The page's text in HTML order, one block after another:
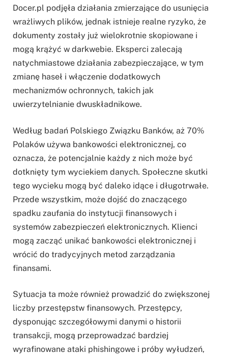
Docer.pl podjęła działania zmierzające do usunięcia
wrażliwych plików, jednak istnieje realne ryzyko, że
dokumenty zostały już wielokrotnie skopiowane i
mogą krążyć w darkwebie. Eksperci zalecają
natychmiastowe działania zabezpieczające, w tym
zmianę haseł i włączenie dodatkowych
mechanizmów ochronnych, takich jak
uwierzytelnianie dwuskładnikowe.
Według badań Polskiego Związku Banków, aż 70%
Polaków używa bankowości elektronicznej, co
oznacza, że potencjalnie każdy z nich może być
dotknięty tym wyciekiem danych. Społeczne skutki
tego wycieku mogą być daleko idące i długotrwałe.
Przede wszystkim, może dojść do znaczącego
spadku zaufania do instytucji finansowych i
systemów zabezpieczeń elektronicznych. Klienci
mogą zacząć unikać bankowości elektronicznej i
wrócić do tradycyjnych metod zarządzania
finansami.
Sytuacja ta może również prowadzić do zwiększonej
liczby przestępstw finansowych. Przestępcy,
dysponując szczegółowymi danymi o historii
transakcji, mogą przeprowadzać bardziej
wyrafinowane ataki phishingowe i próby wyłudzeń,